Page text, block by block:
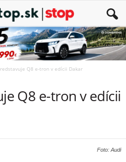
Q8 e-tron v edícii Dakar
Q8 e-tron v edícii
Foto: Audi